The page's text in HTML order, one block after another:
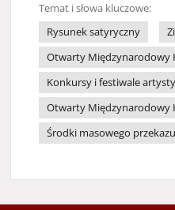
Temat i słowa kluczowe:
Rysunek satyryczny
Otwarty Międzynarodowy
Konkursy i festiwale
Otwarty Międzynarodowy
Środki masowego przekazu